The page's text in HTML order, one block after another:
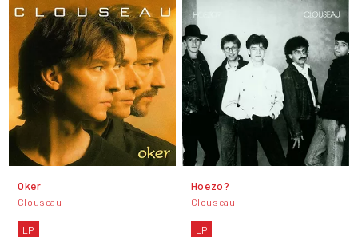
Oker
Clouseau
LP
Hoezo?
Clouseau
LP